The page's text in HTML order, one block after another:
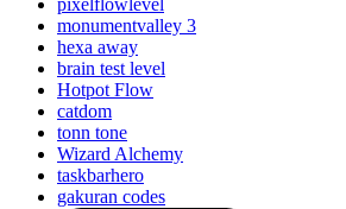
pixelflowlevel
monumentvalley 3
hexa away
brain test level
Hotpot Flow
catdom
tonn tone
Wizard Alchemy
taskbarhero
gakuran codes